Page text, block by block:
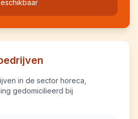
in de sector horeca,
gedomicilieerd bij